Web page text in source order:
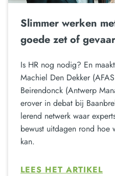
Slimmer werken
goede zet of
Is HR nog nodig? En
Machiel Den Dekker
Beirendonck (Antwerp
erover in debat bij
lerend netwerk waar
bewust uitdagen rond hoe
kan.
LEES HET ARTIKEL